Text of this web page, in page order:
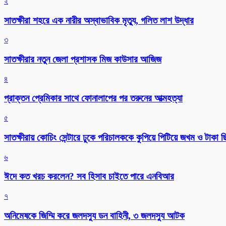
সাতক্ষীরা শহরে এক নারীর অস্বাভাবিক মৃত্যু, গলিত লাশ উদ্ধার
৩
সাতক্ষীরার নতুন জেলা প্রশাসক মিজ কাউসার আজিজ
৪
প্রাক্তন প্রেমিকার সাথে ফোনালাপের পর তরুনের আত্মহত্যা
৫
সাতক্ষীরায় কোচিং সেন্টারে ঢুকে পরিচালককে কুপিয়ে পিটিয়ে জখম ও টাকা
৬
ঈদে কত খরচ করলেন? সব হিসাব চাইতে পারে এনবিআর
৭
অনিমেষকে জিম্মি করে জলদস্যু ডন বাহিনী, ৩ জলদস্যু আটক